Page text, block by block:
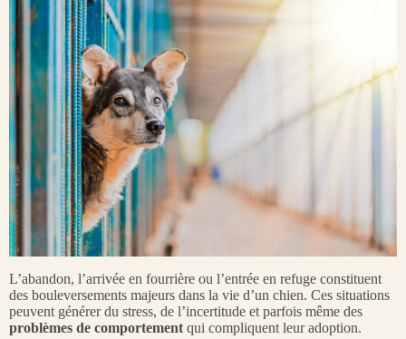
L’abandon, l’arrivée en fourrière ou l’entrée en refuge constituent
des bouleversements majeurs dans la vie d’un chien. Ces situations
peuvent générer du stress, de l’incertitude et parfois même des
problèmes de comportement qui compliquent leur adoption.